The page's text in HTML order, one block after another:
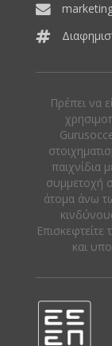
Πρέπει να
παιχνίδια
συμμετοχή
άτομα άνω
και